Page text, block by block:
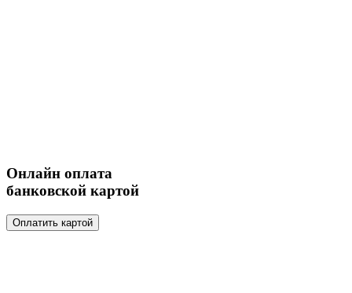
Онлайн оплата
банковской картой
Оплатить картой